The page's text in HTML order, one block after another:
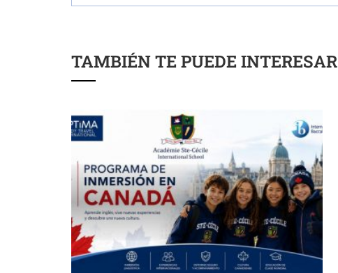
TAMBIÉN TE PUEDE INTERESAR